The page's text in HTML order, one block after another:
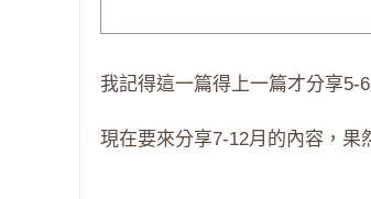
我記得這一篇得上一篇才分享5-
現在要來分享7-12月的內容，